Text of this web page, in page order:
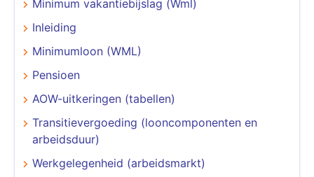
Minimum vakantiebijslag (Wml)
Inleiding
Minimumloon (WML)
Pensioen
AOW-uitkeringen (tabellen)
Transitievergoeding (looncomponenten en
arbeidsduur)
Werkgelegenheid (arbeidsmarkt)